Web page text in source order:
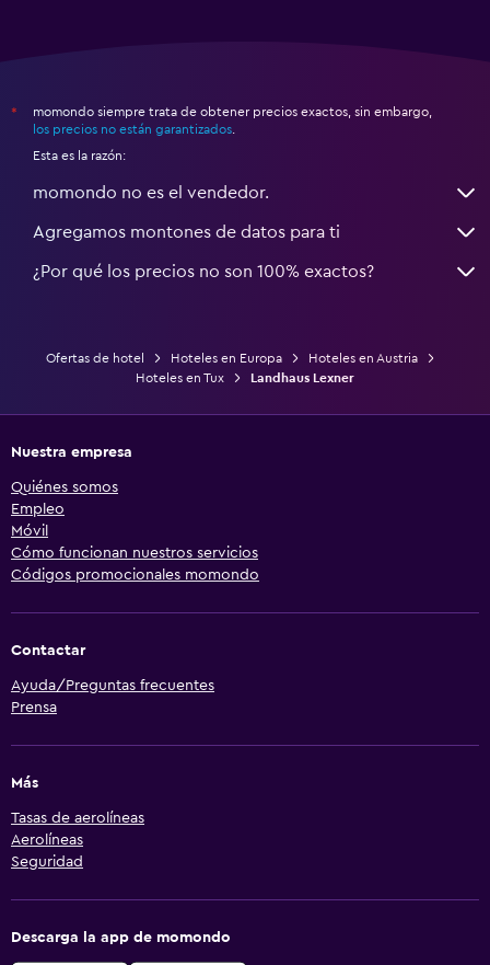
*
momondo siempre trata de obtener precios exactos, sin embargo,
los precios no están garantizados
Esta es la razón:
momondo no es el vendedor.
Agregamos montones de datos para ti
¿Por qué los precios no son 100% exactos?
Ofertas de hotel Hoteles en Europa
Hoteles en Austria
Hoteles en Tux
Landhaus Lexner
Nuestra empresa
Quiénes somos
Empleo
Móvil
Cómo funcionan nuestros servicios
Códigos promocionales momondo
Contactar
Ayuda/Preguntas frecuentes
Prensa
Más
Tasas de aerolíneas
Aerolíneas
Seguridad
Descarga la app de momondo